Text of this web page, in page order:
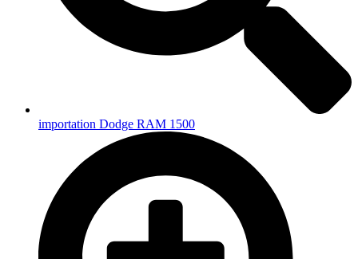
importation Dodge RAM 1500